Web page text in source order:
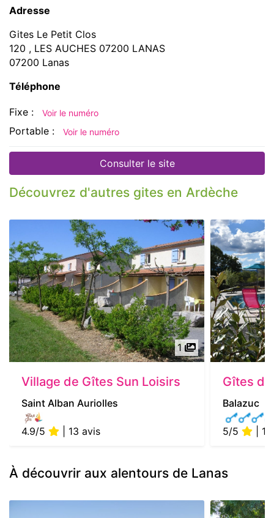
Adresse
Gites Le Petit Clos
120 , LES AUCHES 07200 LANAS
07200 Lanas
Téléphone
Fixe : Voir le numéro
Portable : Voir le numéro
Consulter le site
Découvrez d'autres gites en Ardèche
1
Village de Gîtes Sun Loisirs
Saint Alban Auriolles
4.9/5 | 13 avis
Gîtes
Balazuc
5/5 | 1
À découvrir aux alentours de Lanas